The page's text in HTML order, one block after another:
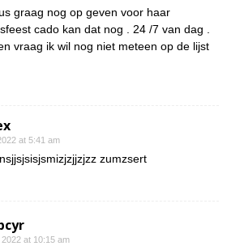
graag nog op geven voor haar
cado kan dat nog . 24 /7 van dag .
vraag ik wil nog niet meteen op de lijst
at 5:41 am
zumzsert
at 10:15 am